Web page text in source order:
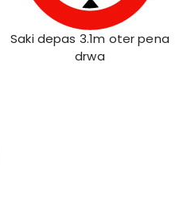
Saki depas 3.1m oter pena
drwa